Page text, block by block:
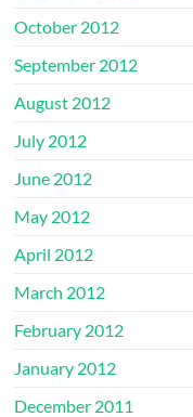
October 2012
September 2012
August 2012
July 2012
June 2012
May 2012
April 2012
March 2012
February 2012
January 2012
December 2011